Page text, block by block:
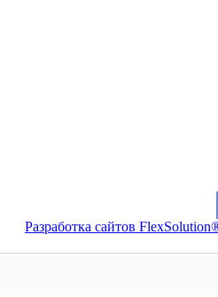
Разработка сайтов